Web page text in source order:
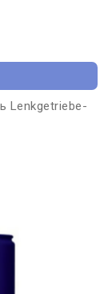
Lenkgetriebe-